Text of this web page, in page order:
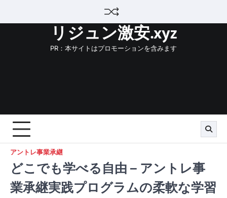
リジュン激安.xyz
PR：本サイトはプロモーションを含みます
アントレ事業承継
どこでも学べる自由 – アントレ事
業承継実践プログラムの柔軟な学習